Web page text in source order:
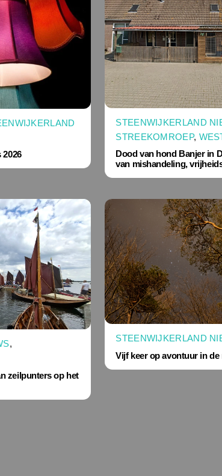
STEENWIJKERLAND
STREEKOMROEP,
Dood van hond Banjer in
van mishandeling,
,
zeilpunters op het
STEENWIJKERLAND
Vijf keer op avontuur in